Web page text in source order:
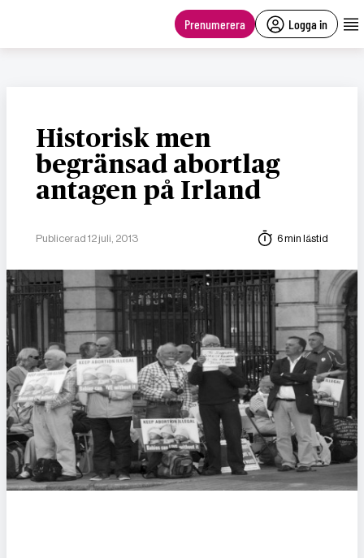
Prenumerera Logga in
Historisk men
begränsad abortlag
antagen på Irland
Publicerad 12 juli, 2013 6 min lästid